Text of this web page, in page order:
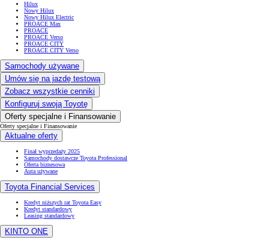
Hilux
Nowy Hilux
Nowy Hilux Electric
PROACE Max
PROACE
PROACE Verso
PROACE CITY
PROACE CITY Verso
Samochody używane
Umów się na jazdę testową
Zobacz wszystkie cenniki
Konfiguruj swoją Toyotę
Oferty specjalne i Finansowanie
Oferty specjalne i Finansowanie
Aktualne oferty
Finał wyprzedaży 2025
Samochody dostawcze Toyota Professional
Oferta biznesowa
Auta używane
Toyota Financial Services
Kredyt niższych rat Toyota Easy
Kredyt standardowy
Leasing standardowy
KINTO ONE